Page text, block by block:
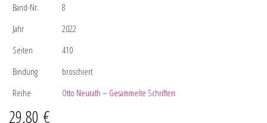
Band-Nr.
8
Jahr
2022
Seiten
410
Bindung
broschiert
Reihe
Otto Neurath – Gesammelte Schriften
29,80 €